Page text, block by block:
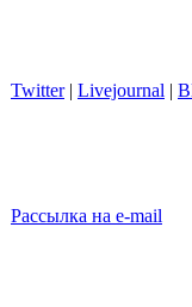
Twitter| Livejournal |
Рассылка на e-mail